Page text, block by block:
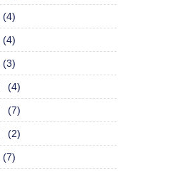
(4)
(4)
(3)
(4)
(7)
(2)
(7)